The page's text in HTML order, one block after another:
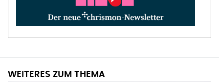
WEITERES ZUM THEMA